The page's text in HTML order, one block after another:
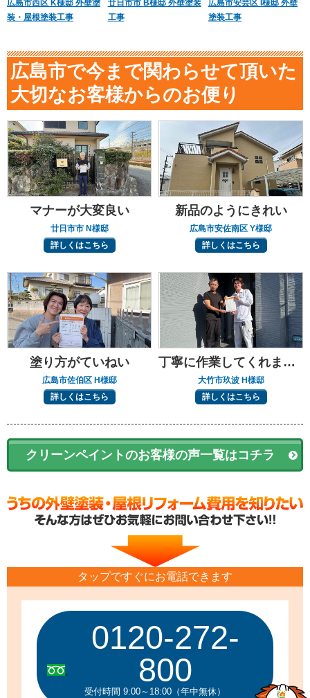
広島市西区 K様邸 外壁塗
装・屋根塗装工事
廿日市市 B様邸 外壁塗装
工事
広島市安芸区 I様邸 外壁
塗装工事
広島市で今まで関わらせて頂いた
大切なお客様からのお便り
マナーが大変良い
廿日市市 N様邸
詳しくはこちら
新品のようにきれい
広島市安佐南区 Y様邸
詳しくはこちら
塗り方がていねい
広島市佐伯区 H様邸
詳しくはこちら
丁寧に作業してくれました
大竹市玖波 H様邸
詳しくはこちら
クリーンペイントのお客様の声一覧はコチラ
タップですぐにお電話できます
0120-272-
800
受付時間 9:00～18:00（年中無休）